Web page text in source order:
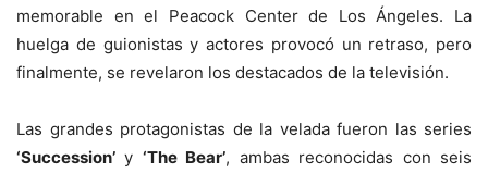
memorable en el Peacock Center de Los Ángeles. La
huelga de guionistas y actores provocó un retraso, pero
finalmente, se revelaron los destacados de la televisión.
Las grandes protagonistas de la velada fueron las series
‘Succession’ y ‘The Bear’, ambas reconocidas con seis